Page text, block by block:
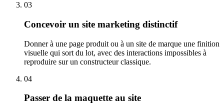
03
Concevoir un site marketing distinctif
Donner à une page produit ou à un site de marque une finition
visuelle qui sort du lot, avec des interactions impossibles à
reproduire sur un constructeur classique.
04
Passer de la maquette au site